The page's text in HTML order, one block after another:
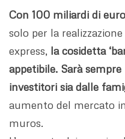
Con 100 miliardi di
solo per la
express, la cosidetta
appetibile. Sarà
investitori sia dalle
aumento del mercato
muros.